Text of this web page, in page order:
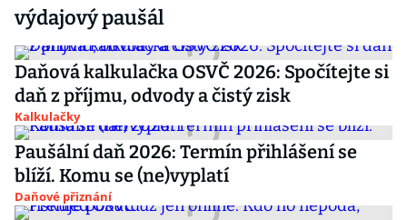
výdajový paušál
Daňová kalkulačka OSVČ 2026: Spočítejte si
daň z příjmu, odvody a čistý zisk
Kalkulačky
Paušální daň 2026: Termín přihlášení se
blíží. Komu se (ne)vyplatí
Daňové přiznání